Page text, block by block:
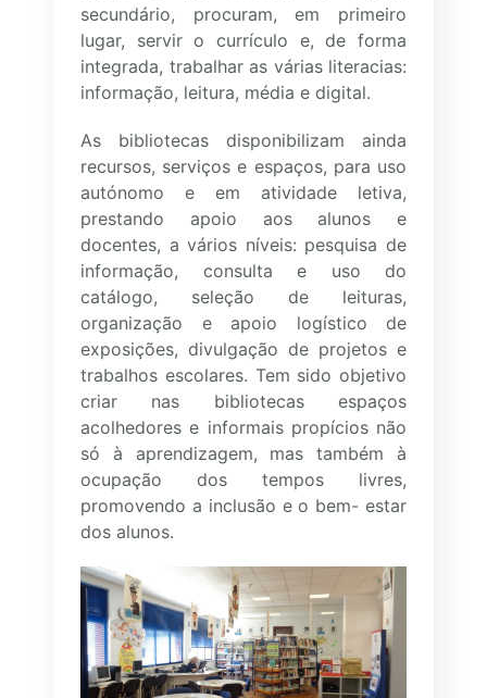
secundário, procuram, em primeiro
lugar, servir o currículo e, de forma
integrada, trabalhar as várias literacias:
informação, leitura, média e digital.
As bibliotecas disponibilizam ainda
recursos, serviços e espaços, para uso
autónomo e em atividade letiva,
prestando apoio aos alunos e
docentes, a vários níveis: pesquisa de
informação, consulta e uso do
catálogo, seleção de leituras,
organização e apoio logístico de
exposições, divulgação de projetos e
trabalhos escolares. Tem sido objetivo
criar nas bibliotecas espaços
acolhedores e informais propícios não
só à aprendizagem, mas também à
ocupação dos tempos livres,
promovendo a inclusão e o bem- estar
dos alunos.